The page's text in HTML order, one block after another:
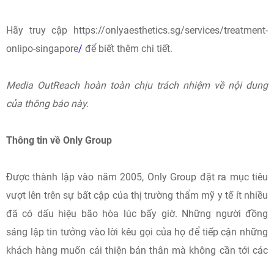
Hãy truy cập https://onlyaesthetics.sg/services/treatment-
onlipo-singapore/ để biết thêm chi tiết.
Media OutReach hoàn toàn chịu trách nhiệm về nội dung
của thông báo này.
Thông tin về Only Group
Được thành lập vào năm 2005, Only Group đặt ra mục tiêu
vượt lên trên sự bất cập của thị trường thẩm mỹ y tế ít nhiều
đã có dấu hiệu bão hòa lúc bấy giờ. Những người đồng
sáng lập tin tưởng vào lời kêu gọi của họ để tiếp cận những
khách hàng muốn cải thiện bản thân mà không cần tới các